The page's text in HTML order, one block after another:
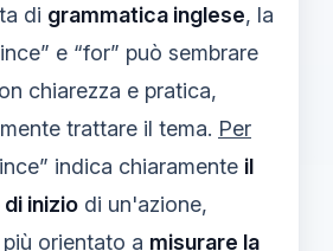
di grammatica inglese, la
e “for” può sembrare
chiarezza e pratica,
trattare il tema. Per
indica chiaramente il
inizio di un'azione,
orientato a misurare la